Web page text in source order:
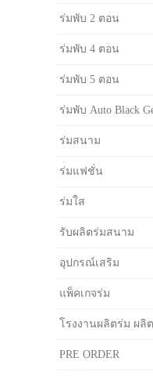
ร่มพับ 2 ตอน
ร่มพับ 4 ตอน
ร่มพับ 5 ตอน
ร่มพับ Auto Black
ร่มสนาม
ร่มแฟชั่น
ร่มใส
รับผลิตร่มสนาม
อุปกรณ์เสริม
แพ็คเกจร่ม
โรงงานผลิตร่ม ผลิ
PRE ORDER